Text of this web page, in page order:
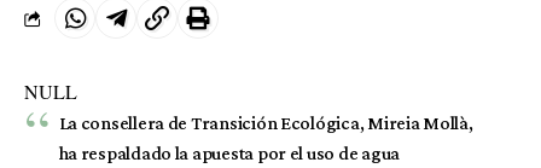
NULL
La consellera de Transición Ecológica, Mireia Mollà,
ha respaldado la apuesta por el uso de agua